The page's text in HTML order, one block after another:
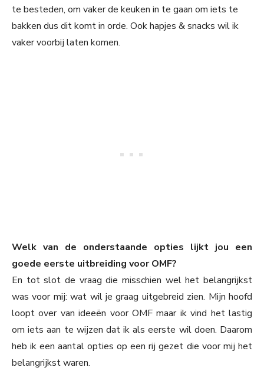
te besteden, om vaker de keuken in te gaan om iets te
bakken dus dit komt in orde. Ook hapjes & snacks wil ik
vaker voorbij laten komen.
Welk van de onderstaande opties lijkt jou een
goede eerste uitbreiding voor OMF?
En tot slot de vraag die misschien wel het belangrijkst
was voor mij: wat wil je graag uitgebreid zien. Mijn hoofd
loopt over van ideeën voor OMF maar ik vind het lastig
om iets aan te wijzen dat ik als eerste wil doen. Daarom
heb ik een aantal opties op een rij gezet die voor mij het
belangrijkst waren.